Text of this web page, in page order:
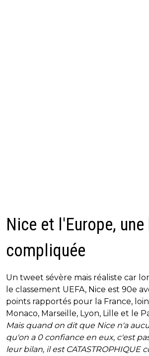
Nice et l'Europe,
compliquée
Un tweet sévère mais réaliste car
le classement UEFA, Nice est 90e
points rapportés pour la France,
Monaco, Marseille, Lyon, Lille et le
Mais quand on dit que Nice n'a
qu'on a 0 confiance en eux, c'est
leur bilan, il est CATASTROPHIQUE